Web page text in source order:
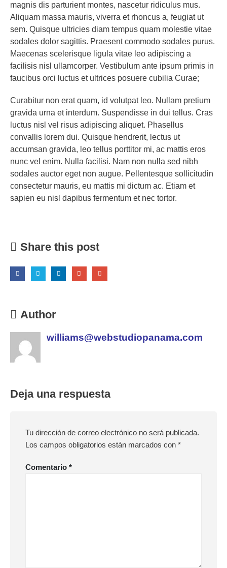
magnis dis parturient montes, nascetur ridiculus mus.
Aliquam massa mauris, viverra et rhoncus a, feugiat ut
sem. Quisque ultricies diam tempus quam molestie vitae
sodales dolor sagittis. Praesent commodo sodales purus.
Maecenas scelerisque ligula vitae leo adipiscing a
facilisis nisl ullamcorper. Vestibulum ante ipsum primis in
faucibus orci luctus et ultrices posuere cubilia Curae;
Curabitur non erat quam, id volutpat leo. Nullam pretium
gravida urna et interdum. Suspendisse in dui tellus. Cras
luctus nisl vel risus adipiscing aliquet. Phasellus
convallis lorem dui. Quisque hendrerit, lectus ut
accumsan gravida, leo tellus porttitor mi, ac mattis eros
nunc vel enim. Nulla facilisi. Nam non nulla sed nibh
sodales auctor eget non augue. Pellentesque sollicitudin
consectetur mauris, eu mattis mi dictum ac. Etiam et
sapien eu nisl dapibus fermentum et nec tortor.
Share this post
Author
williams@webstudiopanama.com
Deja una respuesta
Tu dirección de correo electrónico no será publicada.
Los campos obligatorios están marcados con *
Comentario *